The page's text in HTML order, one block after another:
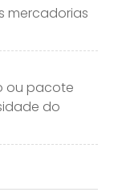
mercadorias
ou pacote
do